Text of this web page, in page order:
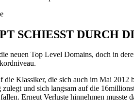
SCHIESST DURCH
neuen Top Level Domains, doch in
die Klassiker, die sich auch im Mai 2012
zulegt und sich langsam auf die
Erneut Verluste hinnehmen